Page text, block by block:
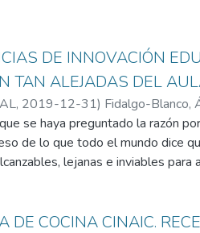
DE INNOVACIÓN
TAN ALEJADAS DEL
, 2019-12-31) Fidalgo-Blanco,
se haya preguntado la razón
de lo que todo el mundo dice
lejanas e inviables
de las tendencias en innovación
en el aula.
DE COCINA CINAIC.